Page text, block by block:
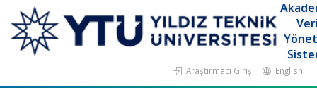
Araştırmacı Girişi English